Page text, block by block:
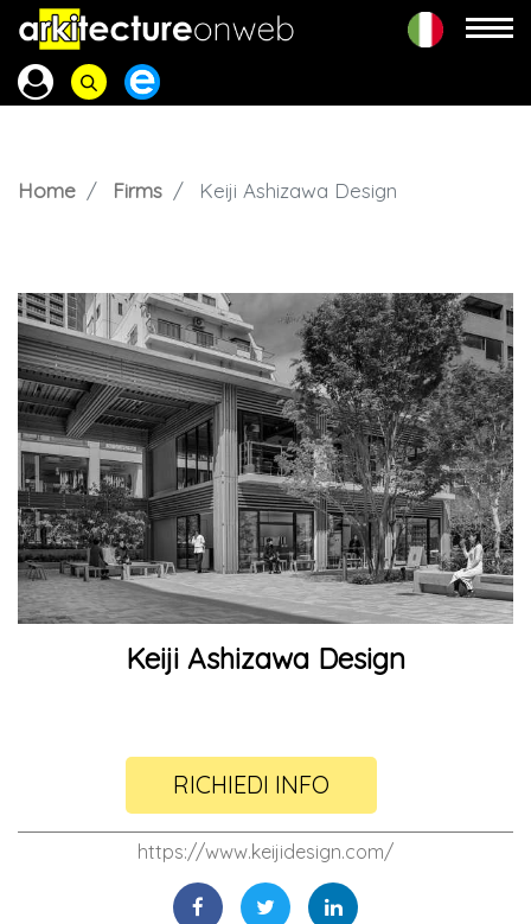
Home Firms Keiji Ashizawa Design
Keiji Ashizawa Design
RICHIEDI INFO
https://www.keijidesign.com/